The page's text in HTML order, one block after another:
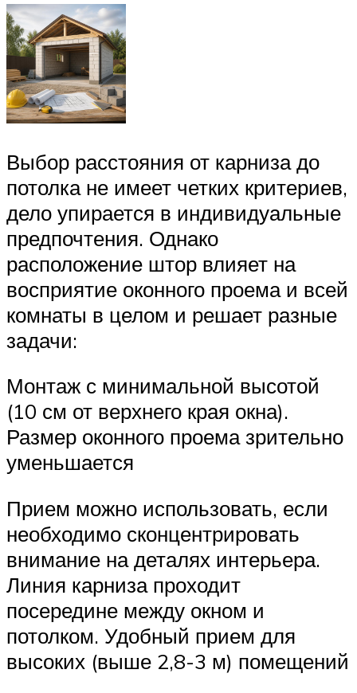
Выбор расстояния от карниза до
потолка не имеет четких критериев,
дело упирается в индивидуальные
предпочтения. Однако
расположение штор влияет на
восприятие оконного проема и всей
комнаты в целом и решает разные
задачи:
Монтаж с минимальной высотой
(10 см от верхнего края окна).
Размер оконного проема зрительно
уменьшается
Прием можно использовать, если
необходимо сконцентрировать
внимание на деталях интерьера.
Линия карниза проходит
посередине между окном и
потолком. Удобный прием для
высоких (выше 2,8-3 м) помещений